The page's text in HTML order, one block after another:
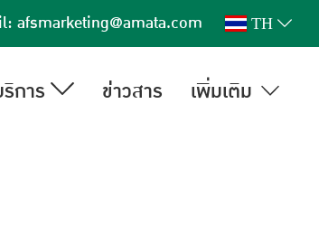
afsmarketing@amata.com TH
การ ข่าวสาร เพิ่มเติม